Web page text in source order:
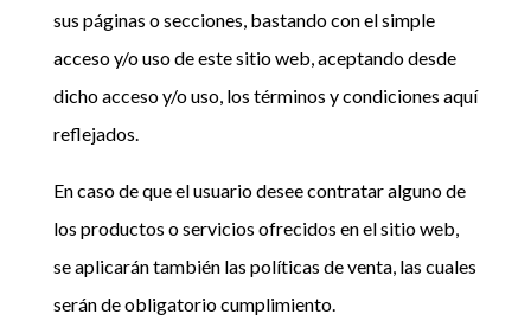
sus páginas o secciones, bastando con el simple
acceso y/o uso de este sitio web, aceptando desde
dicho acceso y/o uso, los términos y condiciones aquí
reflejados.
En caso de que el usuario desee contratar alguno de
los productos o servicios ofrecidos en el sitio web,
se aplicarán también las políticas de venta, las cuales
serán de obligatorio cumplimiento.